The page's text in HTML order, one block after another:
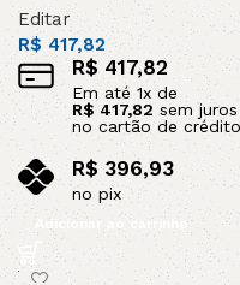
Editar
R$ 417,82
R$417,82
Em até 1x de
R$ 417,82 sem juros
no cartão de
R$396,93
no pix
Adicionar ao carrinho